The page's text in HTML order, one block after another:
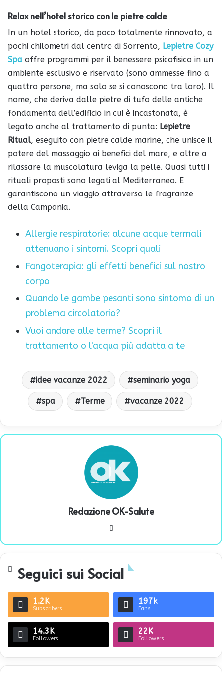
Relax nell’hotel storico con le pietre calde
In un hotel storico, da poco totalmente rinnovato, a
pochi chilometri dal centro di Sorrento, Lepietre Cozy
Spa offre programmi per il benessere psicofisico in un
ambiente esclusivo e riservato (sono ammesse fino a
quattro persone, ma solo se si conoscono tra loro). Il
nome, che deriva dalle pietre di tufo delle antiche
fondamenta dell’edificio in cui è incastonata, è
legato anche al trattamento di punta: Lepietre
Ritual, eseguito con pietre calde marine, che unisce il
potere del massaggio ai benefici del mare, e oltre a
rilassare la muscolatura leviga la pelle. Quasi tutti i
rituali proposti sono legati al Mediterraneo. E
garantiscono un viaggio attraverso le fragranze
della Campania.
Allergie respiratorie: alcune acque termali
attenuano i sintomi. Scopri quali
Fangoterapia: gli effetti benefici sul nostro
corpo
Quando le gambe pesanti sono sintomo di un
problema circolatorio?
Vuoi andare alle terme? Scopri il
trattamento o l'acqua più adatta a te
idee vacanze 2022 seminario yoga
spa Terme vacanze 2022
Redazione OK-Salute
te
Seguici sui Social
1.2K
Subscribers
197k
Fans
14.3K
Followers
22K
Followers